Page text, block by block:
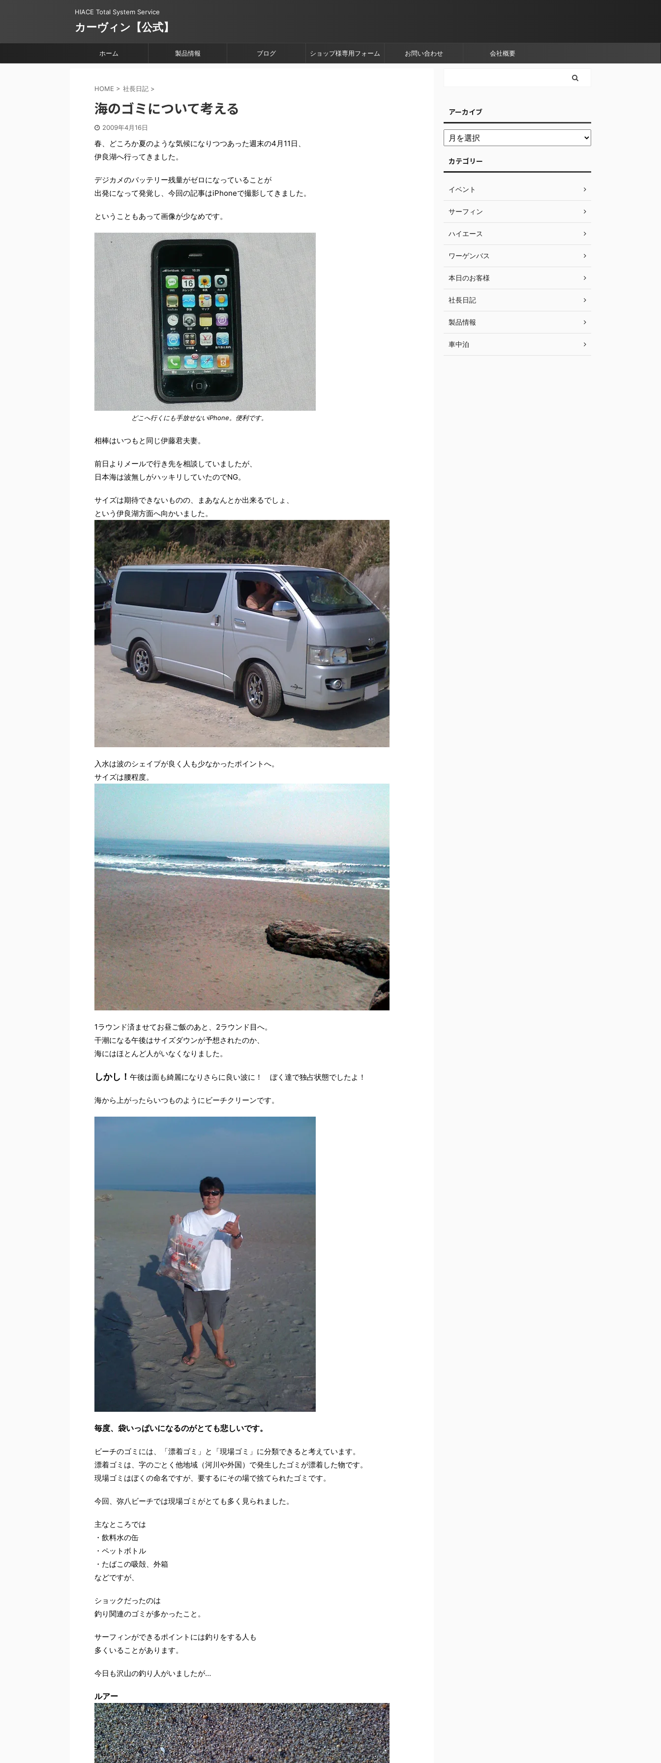
HIACE Total System Service
カーヴィン【公式】
ホーム 製品情報 ブログ ショップ様専用フォーム お問い合わせ 会社概要
HOME > 社長日記 >
海のゴミについて考える
2009年4月16日
春、どころか夏のような気候になりつつあった週末の4月11日、
伊良湖へ行ってきました。
デジカメのバッテリー残量がゼロになっていることが
出発になって発覚し、今回の記事はiPhoneで撮影してきました。
ということもあって画像が少なめです。
どこへ行くにも手放せないiPhone。便利です。
相棒はいつもと同じ伊藤君夫妻。
前日よりメールで行き先を相談していましたが、
日本海は波無しがハッキリしていたのでNG。
サイズは期待できないものの、まあなんとか出来るでしょ、
という伊良湖方面へ向かいました。
入水は波のシェイプが良く人も少なかったポイントへ。
サイズは腰程度。
1ラウンド済ませてお昼ご飯のあと、2ラウンド目へ。
干潮になる午後はサイズダウンが予想されたのか、
海にはほとんど人がいなくなりました。
しかし！ 午後は面も綺麗になりさらに良い波に！ ぼく達で独占状態でしたよ！
海から上がったらいつものようにビーチクリーンです。
毎度、袋いっぱいになるのがとても悲しいです。
ビーチのゴミには、「漂着ゴミ」と「現場ゴミ」に分類できると考えています。
漂着ゴミは、字のごとく他地域（河川や外国）で発生したゴミが漂着した物です。
現場ゴミはぼくの命名ですが、要するにその場で捨てられたゴミです。
今回、弥八ビーチでは現場ゴミがとても多く見られました。
主なところでは
・飲料水の缶
・ペットボトル
・たばこの吸殻、外箱
などですが、
ショックだったのは
釣り関連のゴミが多かったこと。
サーフィンができるポイントには釣りをする人も
多くいることがあります。
今日も沢山の釣り人がいましたが…
ルアー
アーカイブ
カテゴリー
イベント
サーフィン
ハイエース
ワーゲンバス
本日のお客様
社長日記
製品情報
車中泊